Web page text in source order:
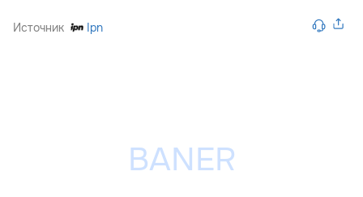
Источник Ipn